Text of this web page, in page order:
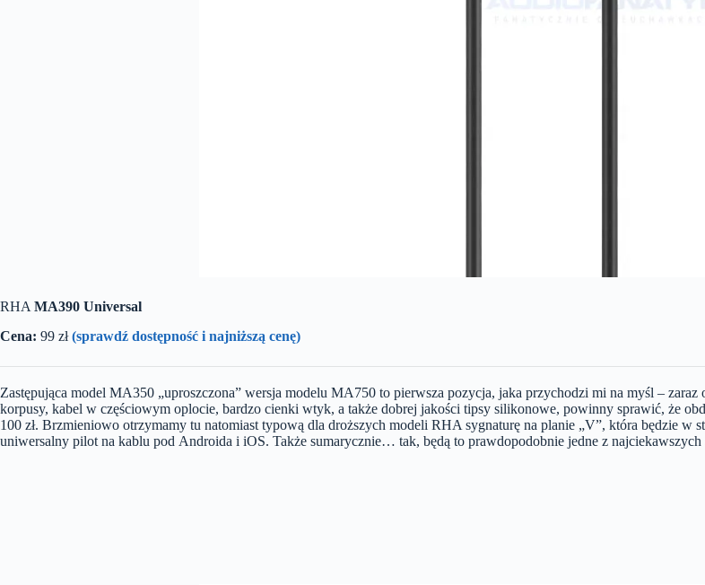
RHA MA390 Universal
Cena: 99 zł(sprawdź dostępność i najniższą cenę)
Zastępująca model MA350 „uproszczona” wersja modelu MA750 to pierwsza pozycja, jaka przychodzi mi na myśl – zaraz
korpusy, kabel w częściowym oplocie, bardzo cienki wtyk, a także dobrej jakości tipsy silikonowe, powinny sprawić, że
100 zł. Brzmieniowo otrzymamy tu natomiast typową dla droższych modeli RHA sygnaturę na planie „V”, która będzie w
uniwersalny pilot na kablu pod Androida i iOS. Także sumarycznie… tak, będą to prawdopodobnie jedne z najciekawszych